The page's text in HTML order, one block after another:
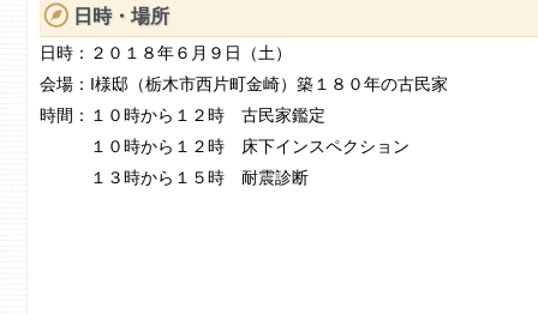
日時・場所
日時：２０１８年６月９日（土）
会場：I様邸（栃木市西片町金崎）築１８０年の古民家
時間：１０時から１２時 古民家鑑定
１０時から１２時 床下インスペクション
１３時から１５時 耐震診断